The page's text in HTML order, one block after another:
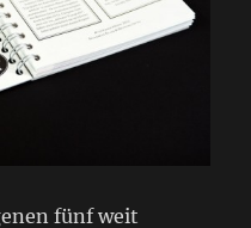
fünf weit